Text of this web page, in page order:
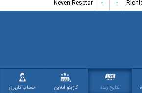
Neven Resetar
- -
نتایج زنده کازینو آنلاین حساب کاربری